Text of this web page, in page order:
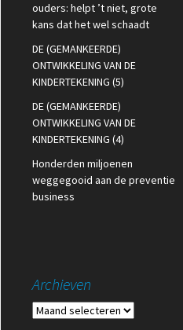
ouders: helpt ’t niet, grote
kans dat het wel schaadt
DE (GEMANKEERDE)
ONTWIKKELING VAN DE
KINDERTEKENING (5)
DE (GEMANKEERDE)
ONTWIKKELING VAN DE
KINDERTEKENING (4)
Honderden miljoenen
weggegooid aan de preventie
business
Archieven
Archieven